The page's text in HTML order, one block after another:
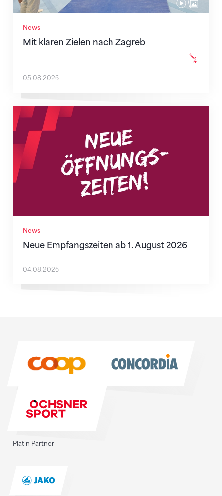
News
Mit klaren Zielen nach Zagreb
05.08.2026
News
Neue Empfangszeiten ab 1. August 2026
Neue Empfangszeiten ab 1. August 2026
04.08.2026
Platin Partner